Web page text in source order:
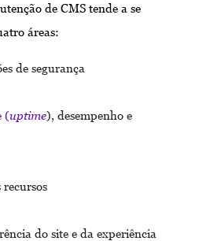
de CMS tende a se
áreas:
de segurança
(uptime), desempenho e
recursos
do site e da experiência